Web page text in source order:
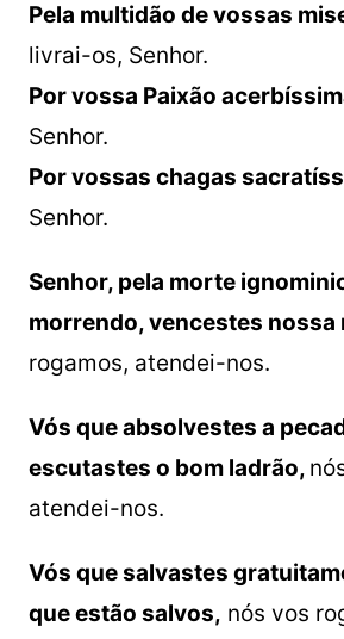
Pela multidão de vossas
livrai-os, Senhor.
Por vossa Paixão
Senhor.
Por vossas chagas
Senhor.
Senhor, pela morte
morrendo, vencestes nossa
rogamos, atendei-nos.
Vós que absolvestes a
escutastes o bom ladrão,
atendei-nos.
Vós que salvastes
que estão salvos, nós vos